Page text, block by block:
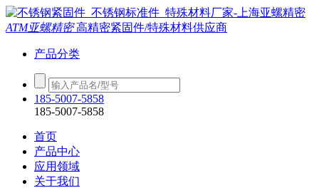
ATM亚螺精密高精密紧固件/特殊材料供应商
产品分类
185-5007-5858
185-5007-5858
首页
产品中心
应用领域
关于我们